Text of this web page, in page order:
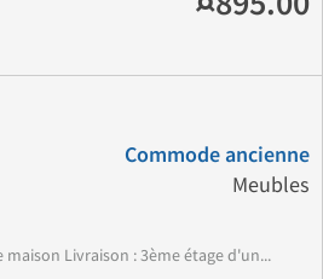
Commode ancienne
Meubles
Livraison : 3ème étage d'un...